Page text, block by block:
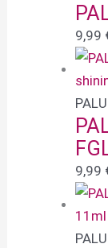
9,99
9,99